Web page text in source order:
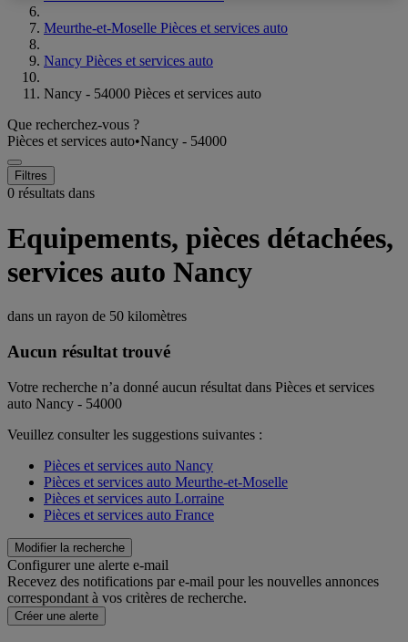
Meurthe-et-Moselle Pièces et services auto
Nancy Pièces et services auto
Nancy - 54000 Pièces et services auto
Que recherchez-vous ?
Pièces et services auto•Nancy - 54000
Filtres
0 résultats dans
Equipements, pièces détachées,
services auto Nancy
dans un rayon de 50 kilomètres
Aucun résultat trouvé
Votre recherche n’a donné aucun résultat dans Pièces et services
auto Nancy - 54000
Veuillez consulter les suggestions suivantes :
Pièces et services auto Nancy
Pièces et services auto Meurthe-et-Moselle
Pièces et services auto Lorraine
Pièces et services auto France
Modifier la recherche
Configurer une alerte e-mail
Recevez des notifications par e-mail pour les nouvelles annonces
correspondant à vos critères de recherche.
Créer une alerte